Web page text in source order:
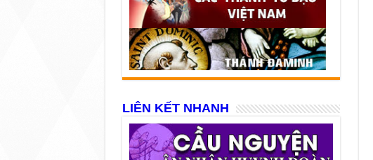
LIÊN KẾT NHANH